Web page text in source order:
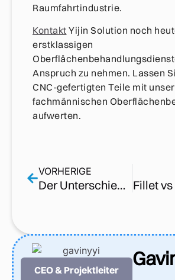
Raumfahrtindustrie.
Kontakt Yijin Solution noch
erstklassigen
Anspruch zu nehmen. Lassen
CNC-gefertigten Teile mit
fachmännischen
aufwerten.
VORHERIGE
Der Unterschied zwischen Fase und Abschrägung
CEO & Projektleiter